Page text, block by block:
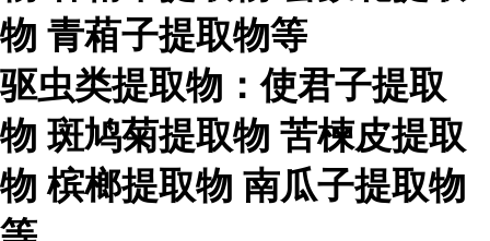
物 青葙子提取物等
驱虫类提取物：使君子提取
物 斑鸠菊提取物 苦楝皮提取
物 槟榔提取物 南瓜子提取物